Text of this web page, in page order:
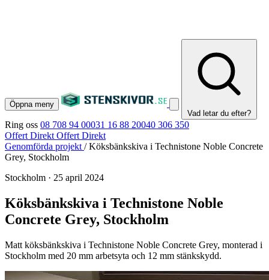
Öppna meny
Vad letar du efter?
Ring oss 08 708 94 00031 16 88 20040 306 350
Offert Direkt Offert Direkt
Genomförda projekt / Köksbänkskiva i Technistone Noble Concrete
Grey, Stockholm
Stockholm · 25 april 2024
Köksbänkskiva i Technistone Noble
Concrete Grey, Stockholm
Matt köksbänkskiva i Technistone Noble Concrete Grey, monterad i
Stockholm med 20 mm arbetsyta och 12 mm stänkskydd.